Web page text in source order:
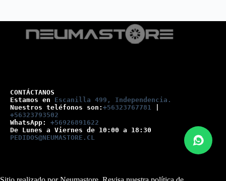
CONTÁCTANOS
Estamos en Escanilla 499, Independencia.
Nuestros teléfonos son: +56323767781
+56323793502
WhatsApp: +56926891622
De Lunes a Viernes de 10:00 a 18:30
PEDIDOS@NEUMASTORE.CL